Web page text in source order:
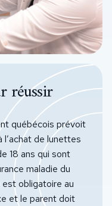
réussir
québécois prévoit
de lunettes
18 ans qui sont
maladie du
est obligatoire au
et le parent doit